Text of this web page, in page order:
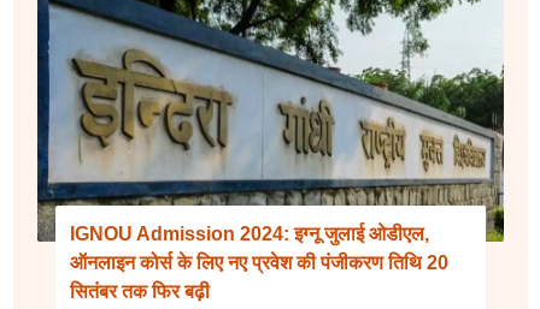
IGNOU Admission 2024: इग्नू जुलाई ओडीएल,
ऑनलाइन कोर्स के लिए नए प्रवेश की पंजीकरण तिथि 20
सितंबर तक फिर बढ़ी